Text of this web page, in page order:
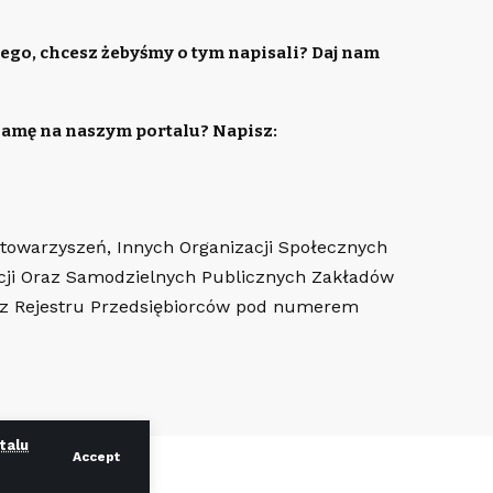
Accept
chcesz żebyśmy o tym napisali? Daj nam
na naszym portalu? Napisz:
Innych Organizacji Społecznych
Oraz Samodzielnych Publicznych Zakładów
Rejestru Przedsiębiorców pod numerem